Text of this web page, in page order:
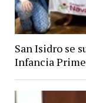
San Isidro se
Infancia